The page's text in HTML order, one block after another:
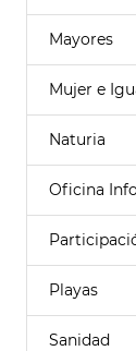
Mayores
Mujer e
Naturia
Oficina
Playas
Sanidad